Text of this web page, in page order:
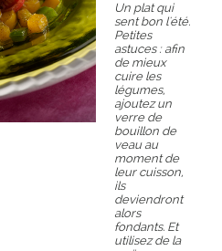
Un plat qui
sent bon l'été.
Petites
astuces : afin
de mieux
cuire les
légumes,
ajoutez un
verre de
bouillon de
veau au
moment de
leur cuisson,
ils
deviendront
alors
fondants. Et
utilisez de la